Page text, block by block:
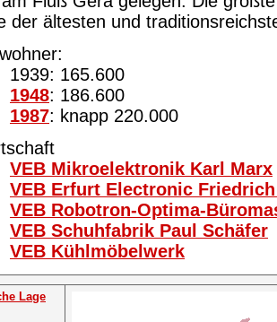
der ältesten und
1939: 165.600
1948: 186.600
1987: knapp 220.000
VEB Mikroelektronik Karl Marx
VEB Erfurt Electronic
VEB Robotron-Optima-
VEB Schuhfabrik Paul Schäfer
VEB Kühlmöbelwerk
Lage